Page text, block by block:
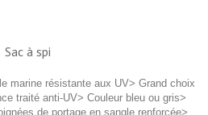
Sac à spi
marine résistante aux UV> Grand choix
traité anti-UV> Couleur bleu ou gris>
de portage en sangle renforcée>